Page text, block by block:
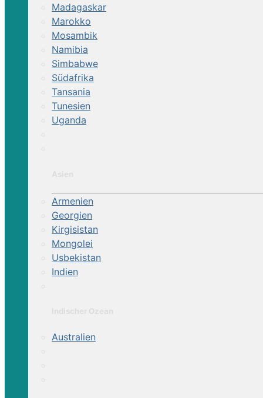
Madagaskar
Marokko
Mosambik
Namibia
Simbabwe
Südafrika
Tansania
Tunesien
Uganda
Armenien
Georgien
Kirgisistan
Mongolei
Usbekistan
Indien
Australien